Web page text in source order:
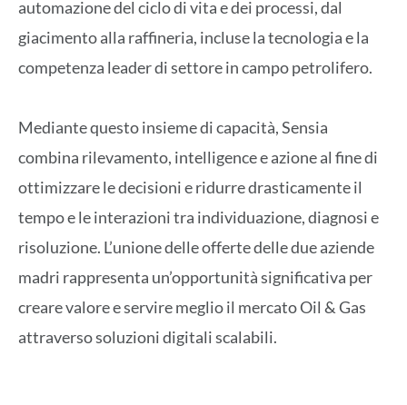
automazione del ciclo di vita e dei processi, dal
giacimento alla raffineria, incluse la tecnologia e la
competenza leader di settore in campo petrolifero.
Mediante questo insieme di capacità, Sensia
combina rilevamento, intelligence e azione al fine di
ottimizzare le decisioni e ridurre drasticamente il
tempo e le interazioni tra individuazione, diagnosi e
risoluzione. L’unione delle offerte delle due aziende
madri rappresenta un’opportunità significativa per
creare valore e servire meglio il mercato Oil & Gas
attraverso soluzioni digitali scalabili.